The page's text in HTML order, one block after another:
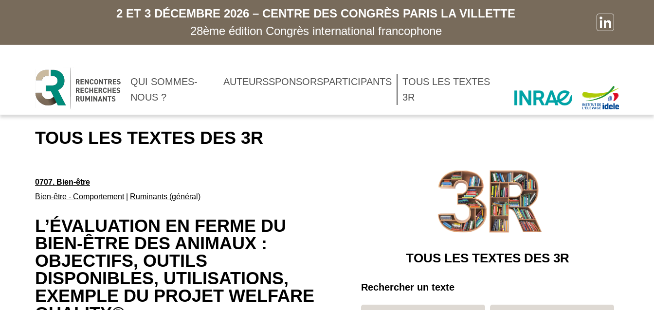
2 ET 3 DÉCEMBRE 2026 – CENTRE DES CONGRÈS PARIS LA VILLETTE
28ème édition Congrès international francophone
QUI SOMMES-
NOUS ?
AUTEURSSPONSORSPARTICIPANTS
TOUS LES TEXTES
3R
TOUS LES TEXTES DES 3R
0707. Bien-être
Bien-être - Comportement| Ruminants (général)
L’ÉVALUATION EN FERME DU
BIEN-ÊTRE DES ANIMAUX :
OBJECTIFS, OUTILS
DISPONIBLES, UTILISATIONS,
EXEMPLE DU PROJET WELFARE
TOUS LES TEXTES DES 3R
Rechercher un texte